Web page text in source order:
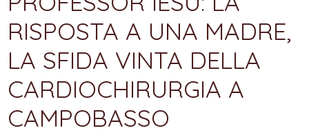
RISPOSTA A UNA MADRE,
LA SFIDA VINTA DELLA
CARDIOCHIRURGIA A
CAMPOBASSO